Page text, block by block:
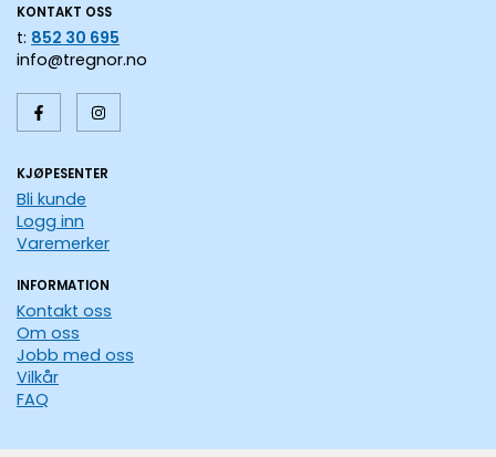
KONTAKT OSS
t: 852 30 695
info@tregnor.no
KJØPESENTER
Bli kunde
Logg inn
Varemerker
INFORMATION
Kontakt oss
Om oss
Jobb med oss
Vilkår
FAQ